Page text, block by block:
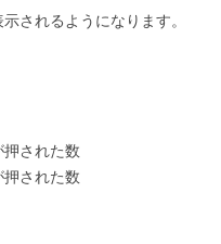
されるようになります。
押された数
押された数